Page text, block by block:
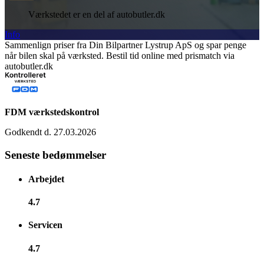
Værkstedet er en del af autobutler.dk
Info
Sammenlign priser fra Din Bilpartner Lystrup ApS og spar penge
når bilen skal på værksted. Bestil tid online med prismatch via
autobutler.dk
FDM værkstedskontrol
Godkendt d. 27.03.2026
Seneste bedømmelser
Arbejdet
4.7
Servicen
4.7